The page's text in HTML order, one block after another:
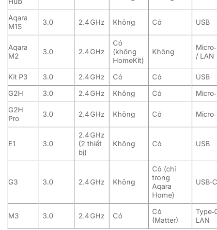
Aqara
M1S
3.0 2.4 GHz Không Có USB
Aqara
M2
3.0 2.4 GHz
Có
(không
HomeKit)
Không
/ LAN
Kit P3 3.0 2.4 GHz Có Có
USB
G2H
3.0 2.4 GHz Không Có
G2H
Pro
3.0 2.4 GHz Không Có
E1 3.0
2.4 GHz
(2 thiết
bị)
Không Có USB
G3 3.0 2.4 GHz Không
Có (chỉ
trong
Aqara
Home)
M3 3.0 2.4 GHz Có
Có
(Matter)
LAN